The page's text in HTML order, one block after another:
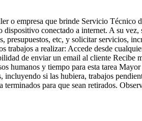
o empresa que brinde Servicio Técnico
conectado a internet. A su
presupuestos, etc, y solicitar servicios,
a realizar: Accede desde
de enviar un email al cliente Recibe
humanos y tiempo para esta tarea
si las hubiera, trabajos
para que sean retirados.